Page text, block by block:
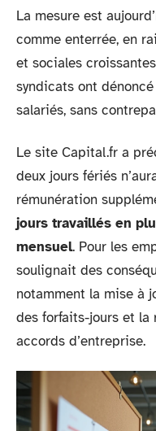
La mesure est
comme enterrée, en
et sociales
syndicats ont
salariés, sans
Le site Capital.fr a
deux jours fériés
rémunération
jours travaillés en
mensuel. Pour les
soulignait des
notamment la mise à
des forfaits-jours et
accords d’entreprise.